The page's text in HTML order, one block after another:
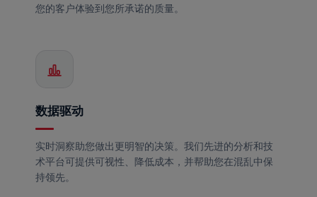
您的客户体验到您所承诺的质量。
数据驱动
实时洞察助您做出更明智的决策。我们先进的分析和技
术平台可提供可视性、降低成本，并帮助您在混乱中保
持领先。